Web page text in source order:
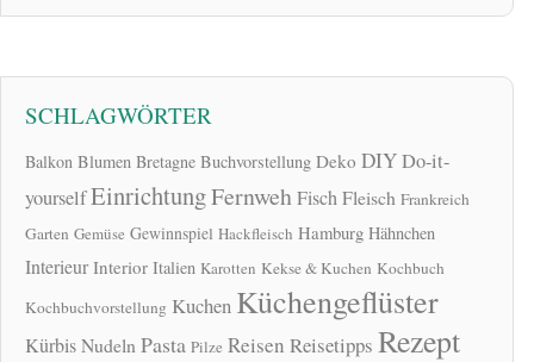
SCHLAGWÖRTER
Balkon Blumen Bretagne Buchvorstellung Deko DIYDo-it-
yourselfEinrichtungFernwehFischFleisch Frankreich
Garten Gemüse Gewinnspiel Hackfleisch Hamburg Hähnchen
Interieur Interior Italien Karotten Kekse & Kuchen Kochbuch
Kochbuchvorstellung Kuchen Küchengeflüster
KürbisNudeln Pasta Pilze Reisen Reisetipps Rezept